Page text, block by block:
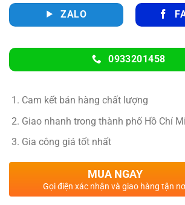
ZALO
0933201458
Cam kết bán hàng chất lượng
Giao nhanh trong thành phố Hồ Chí
Gia công giá tốt nhất
MUA NGAY
Gọi điện xác nhận và giao hàng tận